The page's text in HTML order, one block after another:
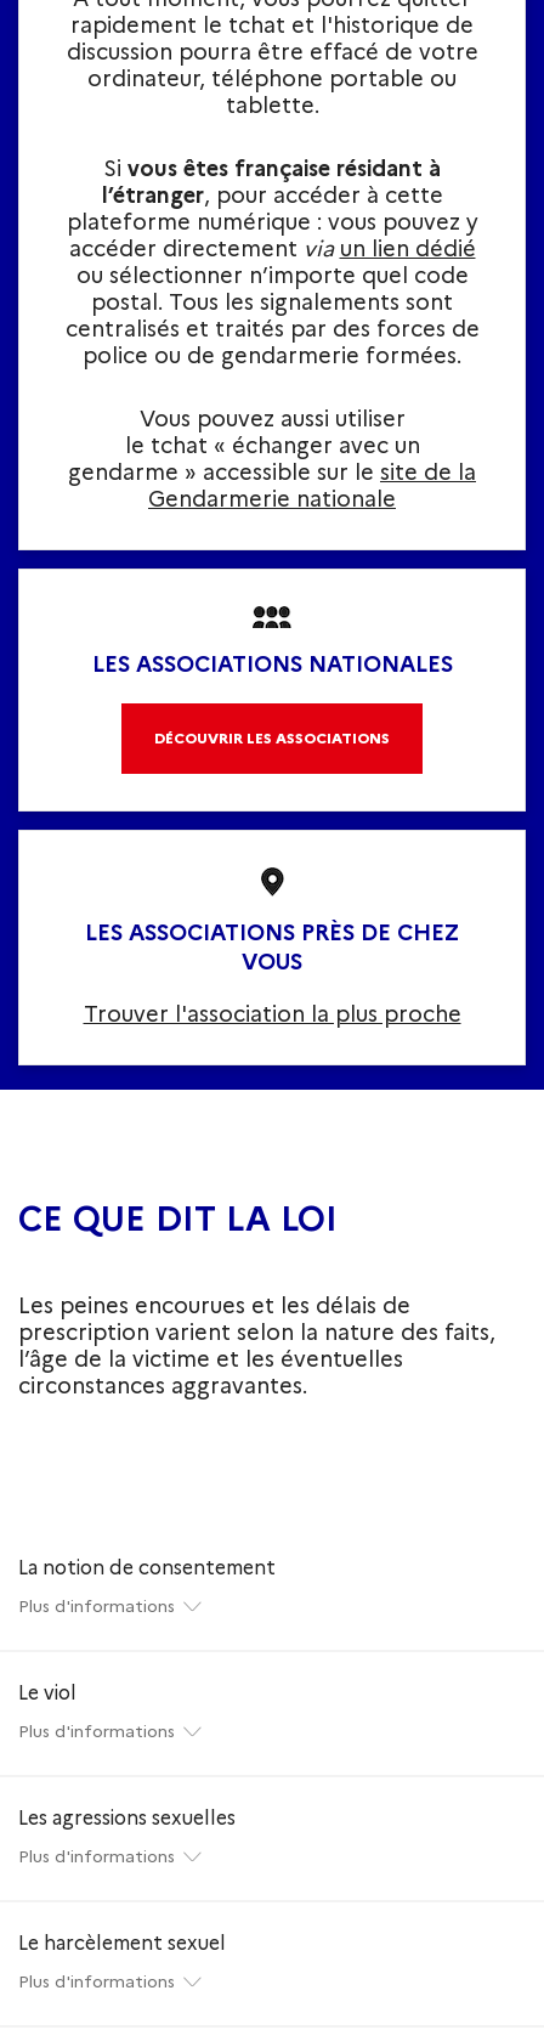
rapidement le tchat et l'historique de
discussion pourra être effacé de votre
ordinateur, téléphone portable ou
tablette.​
Si vous êtes française résidant à
l’étranger, pour accéder à cette
plateforme numérique : vous pouvez y
accéder directement via un lien dédié
ou sélectionner n’importe quel code
postal. Tous les signalements sont
centralisés et traités par des forces de
police ou de gendarmerie formées.
Vous pouvez aussi utiliser
le tchat « échanger avec un
gendarme » accessible sur le site de la
Gendarmerie nationale
LES ASSOCIATIONS NATIONALES
DÉCOUVRIR LES ASSOCIATIONS
LES ASSOCIATIONS PRÈS DE CHEZ
VOUS
Trouver l'association la plus proche
CE QUE DIT LA LOI
Les peines encourues et les délais de
prescription varient selon la nature des faits,
l’âge de la victime et les éventuelles
circonstances aggravantes.
La notion de consentement
Plus d'informations
Le viol
Plus d'informations
Les agressions sexuelles
Plus d'informations
Le harcèlement sexuel
Plus d'informations